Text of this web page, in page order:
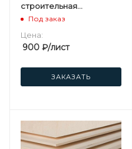
строительная
нешлифованная
Под заказ
Цена:
900 ₽/лист
ЗАКАЗАТЬ